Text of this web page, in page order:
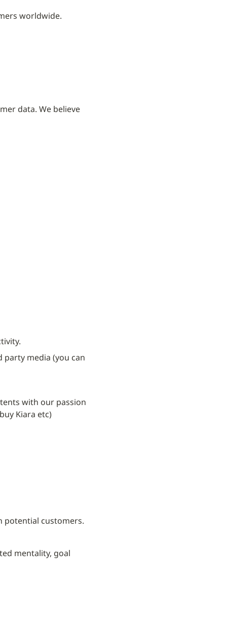
worldwide.
data. We believe
media (you can
with our passion
Kiara etc)
potential customers.
mentality, goal